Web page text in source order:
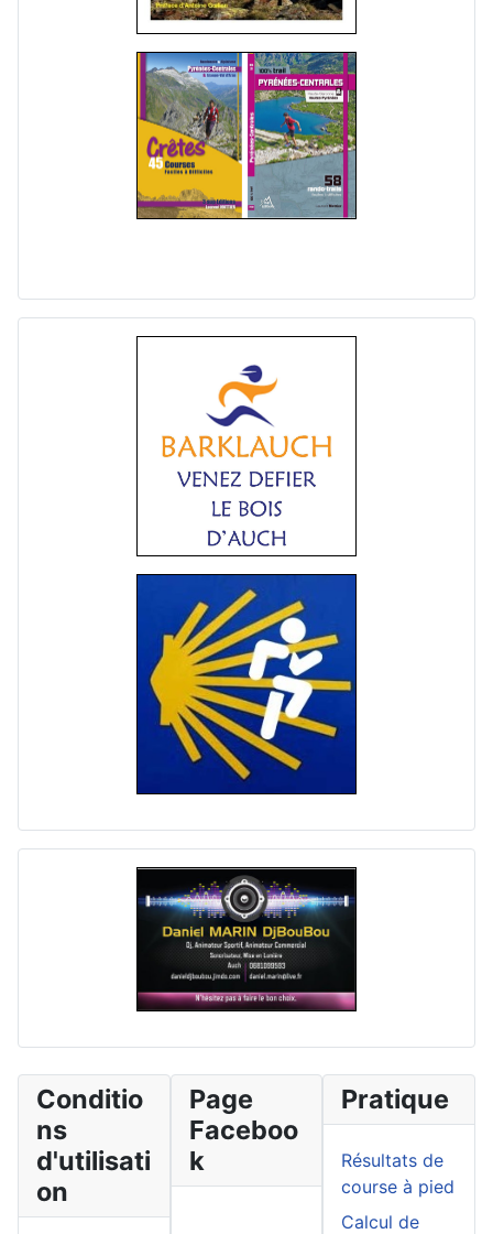
Conditio
ns
d'utilisati
on
Page
Faceboo
k
Pratique
Résultats de
course à pied
Calcul de